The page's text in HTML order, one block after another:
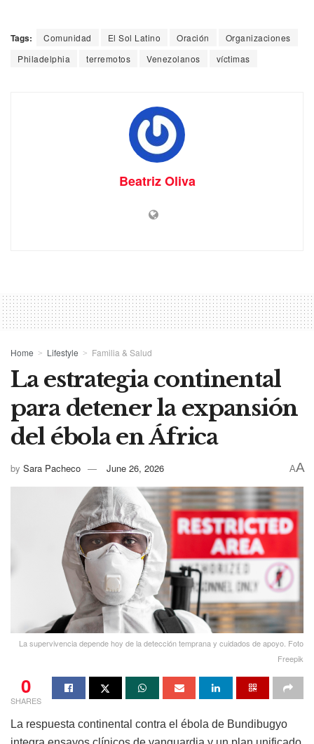
Tags: Comunidad El Sol Latino Oración
Organizaciones
Philadelphia
terremotos Venezolanos víctimas
Beatriz Oliva
Home Lifestyle Familia & Salud
La estrategia continental
para detener la expansión
del ébola en África
by Sara Pacheco June 26, 2026 AA
La supervivencia depende hoy de la detección temprana y cuidados de apoyo. Foto
Freepik
0
SHARES
La respuesta continental contra el ébola de Bundibugyo